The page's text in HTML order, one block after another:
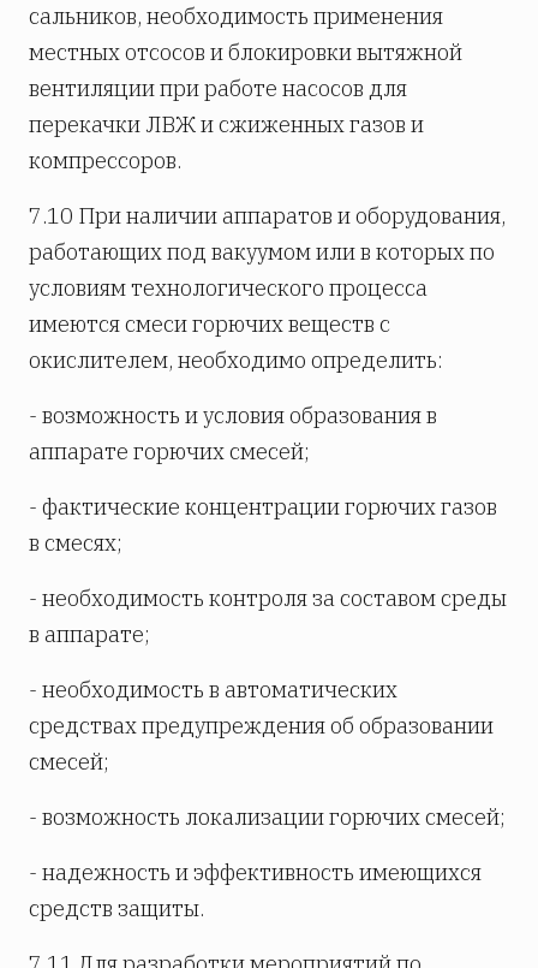
сальников, необходимость применения
местных отсосов и блокировки вытяжной
вентиляции при работе насосов для
перекачки ЛВЖ и сжиженных газов и
компрессоров.
7.10 При наличии аппаратов и оборудования,
работающих под вакуумом или в которых по
условиям технологического процесса
имеются смеси горючих веществ с
окислителем, необходимо определить:
- возможность и условия образования в
аппарате горючих смесей;
- фактические концентрации горючих газов
в смесях;
- необходимость контроля за составом среды
в аппарате;
- необходимость в автоматических
средствах предупреждения об образовании
смесей;
- возможность локализации горючих смесей;
- надежность и эффективность имеющихся
средств защиты.